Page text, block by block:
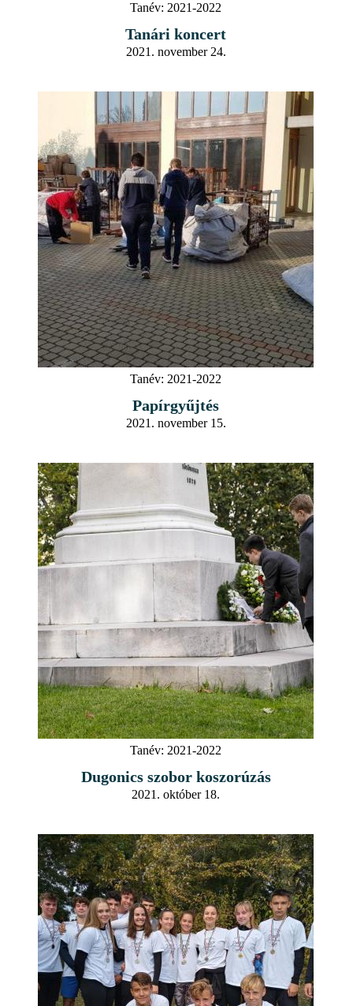
Tanév: 2021-2022
Tanári koncert
2021. november 24.
Tanév: 2021-2022
Papírgyűjtés
2021. november 15.
Tanév: 2021-2022
Dugonics szobor koszorúzás
2021. október 18.